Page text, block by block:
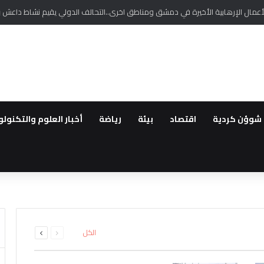
الإرهابية الأخيرة في دمشق ومناطق اخرى..التحالف الدولي يقيم نشاط
شوؤن كردية اقتصاد بيئة رياضة أخبار العلوم
القطاع المالي
سوريين بتهمة قيادة شبكات
إصابة أربعة أشخاص بجروح في
السعودية تجدد دعوتها
الارهابي في بلدة
الكل الصفحةالصفحة